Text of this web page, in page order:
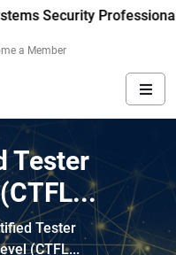
Security Professional-
a Member
Tester
Tester
(CTFL...